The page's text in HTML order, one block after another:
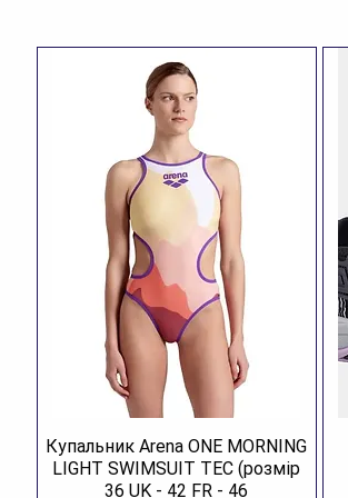
Купальник Arena ONE MORNING
LIGHT SWIMSUIT TEC (розмір
36 UK - 42 FR - 46